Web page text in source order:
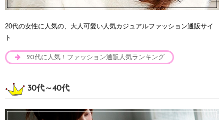
20代の女性に人気の、大人可愛い人気カジュアルファッション通販サイ
ト
20代に人気！ファッション通販人気ランキング
30代～40代